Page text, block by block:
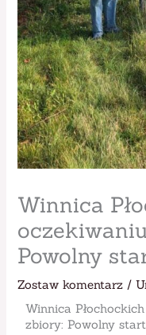
Winnica
Powolny
Zostaw komentarz /
Winnica
zbiory: Powolny